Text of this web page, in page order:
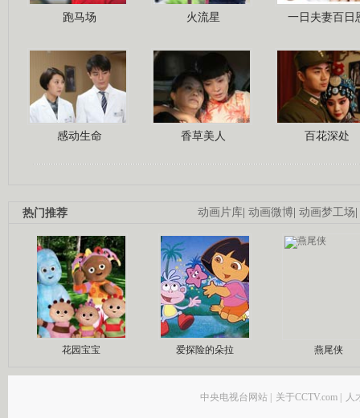
跑马场 火流星 一日夫妻百日
感动生命 香草美人 百花深处
动画片库| 动画微博| 动画梦工场|
热门推荐
花园宝宝 爱探险的朵拉 燕尾侠
中央电视台网站 | 关于CCTV.com | 人